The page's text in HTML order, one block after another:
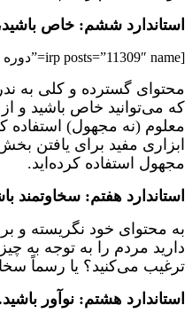
استاندارد ششم: خاص
[irp posts=”11309″ name=”دوره جامع بازاریابی محتوا”]
محتوای گسترده و کلی به
که می‌توانید خاص باشید و
معلوم (نه مجهول) استفاده
ابزاری مفید برای یافتن
مجهول استفاده کرده‌اید.
استاندارد هفتم: سخاوتمند
به محتوای خود نگریسته و بر
دارید مردم را به توجه به
ترغیب می‌کنید؟ یا رسماً
استاندارد هشتم: نوآور